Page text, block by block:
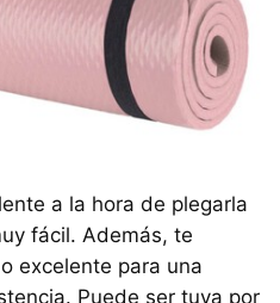
a la hora de plegarla
fácil. Además, te
excelente para una
Puede ser tuya por